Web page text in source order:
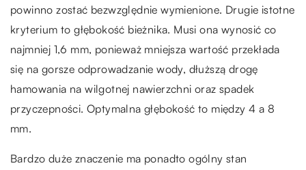
powinno zostać bezwzględnie wymienione. Drugie istotne
kryterium to głębokość bieżnika. Musi ona wynosić co
najmniej 1,6 mm, ponieważ mniejsza wartość przekłada
się na gorsze odprowadzanie wody, dłuższą drogę
hamowania na wilgotnej nawierzchni oraz spadek
przyczepności. Optymalna głębokość to między 4 a 8
mm.
Bardzo duże znaczenie ma ponadto ogólny stan